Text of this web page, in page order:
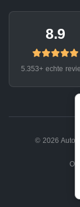
8.9
5.353+ echte
© 2026